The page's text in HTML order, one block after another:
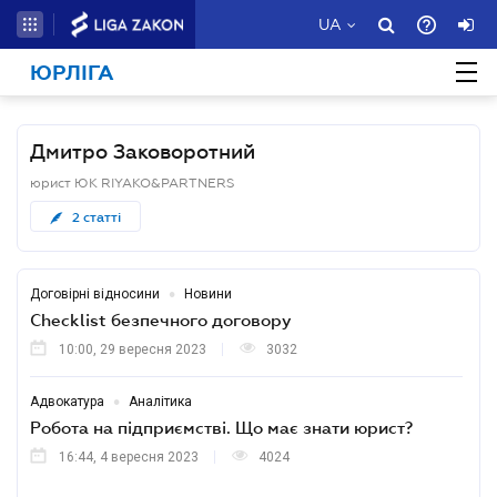
UA
ЮРЛІГА
Дмитро Заковоротний
юрист ЮК RIYAKO&PARTNERS
2 статті
Договірні відносини • Новини
Checklist безпечного договору
10:00, 29 вересня 2023 3032
Адвокатура • Аналітика
Робота на підприємстві. Що має знати юрист?
16:44, 4 вересня 2023 4024